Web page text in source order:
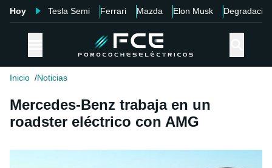
Hoy Tesla Semi Ferrari Mazda Elon Musk Degradación
Inicio Noticias
Mercedes-Benz trabaja en un
roadster eléctrico con AMG